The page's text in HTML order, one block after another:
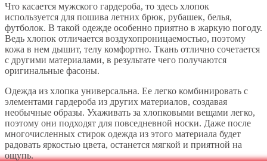
Что касается мужского гардероба, то здесь хлопок
используется для пошива летних брюк, рубашек, белья,
футболок. В такой одежде особенно приятно в жаркую погоду.
Ведь хлопок отличается воздухопроницаемостью, поэтому
кожа в нем дышит, телу комфортно. Ткань отлично сочетается
с другими материалами, в результате чего получаются
оригинальные фасоны.
Одежда из хлопка универсальна. Ее легко комбинировать с
элементами гардероба из других материалов, создавая
необычные образы. Ухаживать за хлопковыми вещами легко,
поэтому они подходят для повседневной носки. Даже после
многочисленных стирок одежда из этого материала будет
радовать яркостью цвета, останется мягкой и приятной на
ощупь.